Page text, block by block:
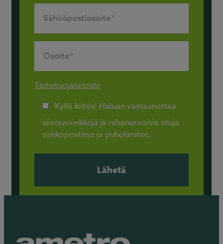
Tietosuojaseloste
Kyllä kiitos! Haluan vastaanottaa
siivousvinkkejä ja rahanarvoisia etuja
sähköpostitse ja puhelimitse.